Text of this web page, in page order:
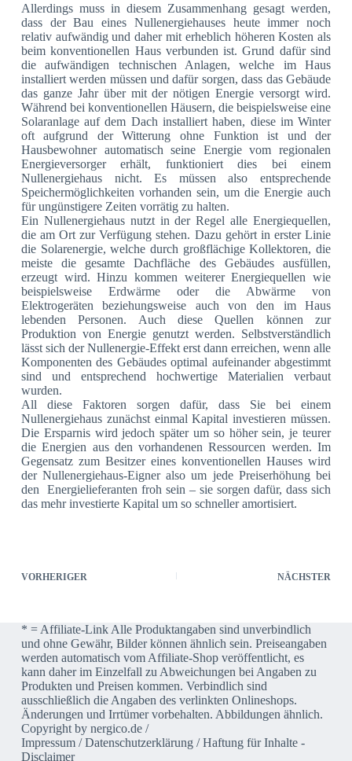
Allerdings muss in diesem Zusammenhang gesagt werden,
dass der Bau eines Nullenergiehauses heute immer noch
relativ aufwändig und daher mit erheblich höheren Kosten als
beim konventionellen Haus verbunden ist. Grund dafür sind
die aufwändigen technischen Anlagen, welche im Haus
installiert werden müssen und dafür sorgen, dass das Gebäude
das ganze Jahr über mit der nötigen Energie versorgt wird.
Während bei konventionellen Häusern, die beispielsweise eine
Solaranlage auf dem Dach installiert haben, diese im Winter
oft aufgrund der Witterung ohne Funktion ist und der
Hausbewohner automatisch seine Energie vom regionalen
Energieversorger erhält, funktioniert dies bei einem
Nullenergiehaus nicht. Es müssen also entsprechende
Speichermöglichkeiten vorhanden sein, um die Energie auch
für ungünstigere Zeiten vorrätig zu halten.
Ein Nullenergiehaus nutzt in der Regel alle Energiequellen,
die am Ort zur Verfügung stehen. Dazu gehört in erster Linie
die Solarenergie, welche durch großflächige Kollektoren, die
meiste die gesamte Dachfläche des Gebäudes ausfüllen,
erzeugt wird. Hinzu kommen weiterer Energiequellen wie
beispielsweise Erdwärme oder die Abwärme von
Elektrogeräten beziehungsweise auch von den im Haus
lebenden Personen. Auch diese Quellen können zur
Produktion von Energie genutzt werden. Selbstverständlich
lässt sich der Nullenergie-Effekt erst dann erreichen, wenn alle
Komponenten des Gebäudes optimal aufeinander abgestimmt
sind und entsprechend hochwertige Materialien verbaut
wurden.
All diese Faktoren sorgen dafür, dass Sie bei einem
Nullenergiehaus zunächst einmal Kapital investieren müssen.
Die Ersparnis wird jedoch später um so höher sein, je teurer
die Energien aus den vorhandenen Ressourcen werden. Im
Gegensatz zum Besitzer eines konventionellen Hauses wird
der Nullenergiehaus-Eigner also um jede Preiserhöhung bei
den Energielieferanten froh sein – sie sorgen dafür, dass sich
das mehr investierte Kapital um so schneller amortisiert.
VORHERIGER NÄCHSTER
* = Affiliate-Link Alle Produktangaben sind unverbindlich
und ohne Gewähr, Bilder können ähnlich sein. Preiseangaben
werden automatisch vom Affiliate-Shop veröffentlicht, es
kann daher im Einzelfall zu Abweichungen bei Angaben zu
Produkten und Preisen kommen. Verbindlich sind
ausschließlich die Angaben des verlinkten Onlineshops.
Änderungen und Irrtümer vorbehalten. Abbildungen ähnlich.
Copyright by nergico.de /
Impressum/Datenschutzerklärung/Haftung für Inhalte -
Disclaimer